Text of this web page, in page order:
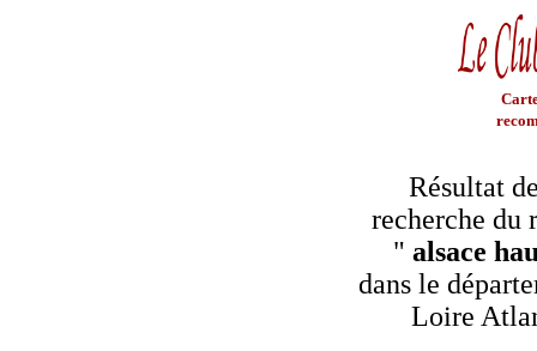
Résultat
recherche du
" alsace
dans le
Loire